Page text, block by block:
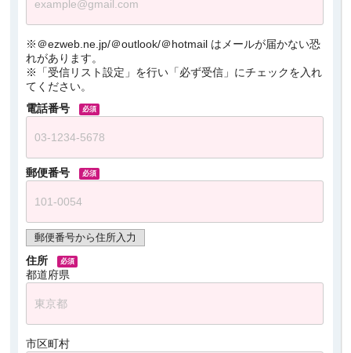
※＠ezweb.ne.jp/＠outlook/＠hotmail はメールが届かない恐
れがあります。
※「受信リスト設定」を行い「必ず受信」にチェックを入れ
てください。
電話番号
郵便番号
郵便番号から住所入力
住所
都道府県
市区町村